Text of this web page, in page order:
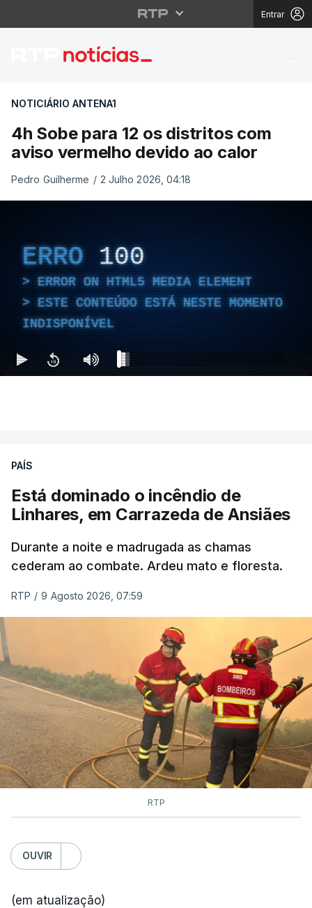
Entrar
4h Sobe para 12 os
NOTICIÁRIO ANTENA1
4h Sobe para 12 os distritos com
aviso vermelho devido ao calor
Pedro Guilherme / 2 Julho 2026, 04:18
ERRO 100
ERROR ON HTML5 MEDIA ELEMENT
ESTE CONTEÚDO ESTÁ NESTE MOMENTO
INDISPONÍVEL
PAÍS
Está dominado o incêndio de
Linhares, em Carrazeda de Ansiães
Durante a noite e madrugada as chamas
cederam ao combate. Ardeu mato e floresta.
RTP / 9 Agosto 2026, 07:59
RTP
OUVIR
(em atualização)